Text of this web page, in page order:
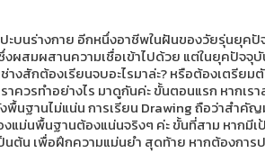
นร่างกาย อีกหนึ่งอาชีพในฝันของวัยรุ่นยุคปั
ผสมผสานความเชื่อเข้าไปด้วย แต่ในยุคปัจ
ช่างสักต้องเรียนจบอะไรมาล่ะ? หรือต้องเตรี
าควรทำอย่างไร มาดูกันค่ะ ขั้นตอนแรก หากเ
นฐานไม่แน่น การเรียน Drawing ถือว่าสำคั
แม่นพื้นฐานต้องแน่นจริงๆ ค่ะ ขั้นที่สาม หาก
ต้น เพื่อฝึกความแม่นยำ สุดท้าย หากต้องการ